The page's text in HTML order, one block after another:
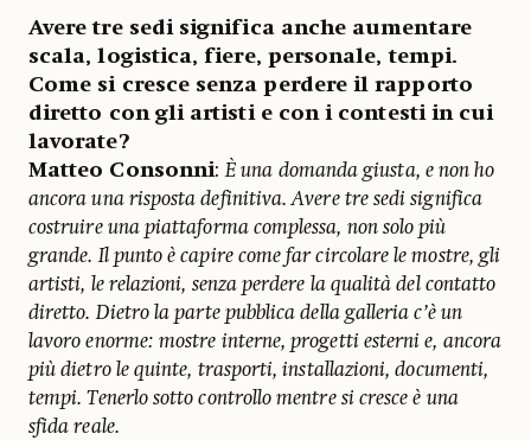
Avere tre sedi significa anche aumentare
scala, logistica, fiere, personale, tempi.
Come si cresce senza perdere il rapporto
diretto con gli artisti e con i contesti in cui
lavorate?
Matteo Consonni:È una domanda giusta, e non ho
ancora una risposta definitiva. Avere tre sedi significa
costruire una piattaforma complessa, non solo più
grande. Il punto è capire come far circolare le mostre, gli
artisti, le relazioni, senza perdere la qualità del contatto
diretto. Dietro la parte pubblica della galleria c’è un
lavoro enorme: mostre interne, progetti esterni e, ancora
più dietro le quinte, trasporti, installazioni, documenti,
tempi. Tenerlo sotto controllo mentre si cresce è una
sfida reale.